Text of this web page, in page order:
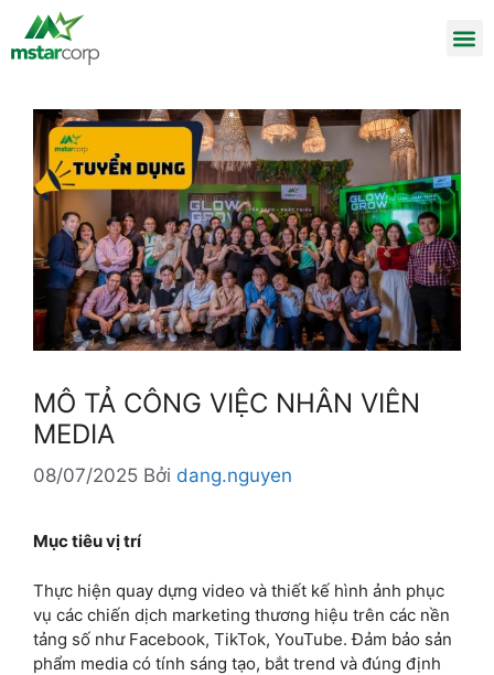
MÔ TẢ CÔNG VIỆC NHÂN VIÊN
MEDIA
08/07/2025 Bởi dang.nguyen
Mục tiêu vị trí
Thực hiện quay dựng video và thiết kế hình ảnh phục
vụ các chiến dịch marketing thương hiệu trên các nền
tảng số như Facebook, TikTok, YouTube. Đảm bảo sản
phẩm media có tính sáng tạo, bắt trend và đúng định